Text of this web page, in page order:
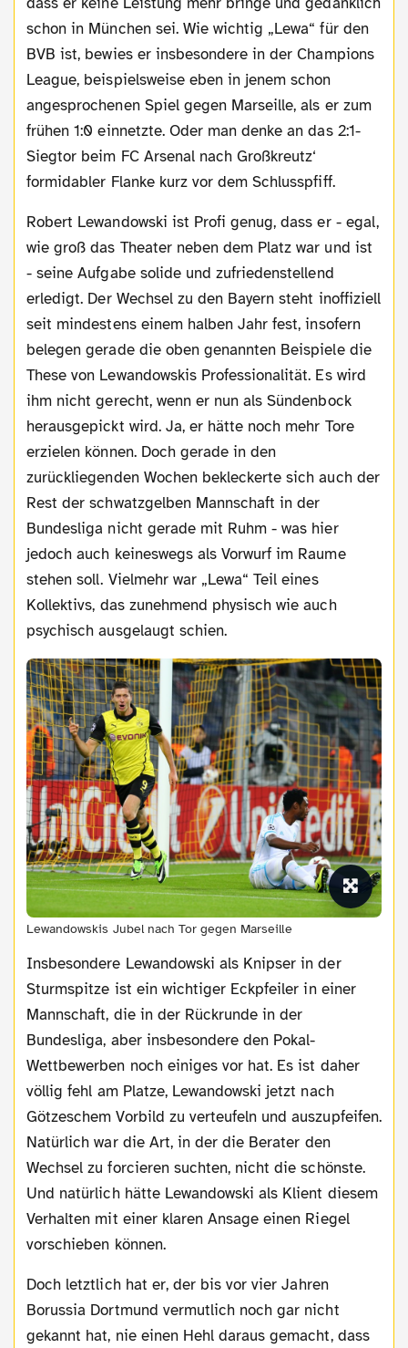
schon in München sei. Wie wichtig „Lewa“ für den
BVB ist, bewies er insbesondere in der Champions
League, beispielsweise eben in jenem schon
angesprochenen Spiel gegen Marseille, als er zum
frühen 1:0 einnetzte. Oder man denke an das 2:1-
Siegtor beim FC Arsenal nach Großkreutz‘
formidabler Flanke kurz vor dem Schlusspfiff.
Robert Lewandowski ist Profi genug, dass er - egal,
wie groß das Theater neben dem Platz war und ist
- seine Aufgabe solide und zufriedenstellend
erledigt. Der Wechsel zu den Bayern steht inoffiziell
seit mindestens einem halben Jahr fest, insofern
belegen gerade die oben genannten Beispiele die
These von Lewandowskis Professionalität. Es wird
ihm nicht gerecht, wenn er nun als Sündenbock
herausgepickt wird. Ja, er hätte noch mehr Tore
erzielen können. Doch gerade in den
zurückliegenden Wochen bekleckerte sich auch der
Rest der schwatzgelben Mannschaft in der
Bundesliga nicht gerade mit Ruhm - was hier
jedoch auch keineswegs als Vorwurf im Raume
stehen soll. Vielmehr war „Lewa“ Teil eines
Kollektivs, das zunehmend physisch wie auch
psychisch ausgelaugt schien.
Lewandowskis Jubel nach Tor gegen Marseille
Insbesondere Lewandowski als Knipser in der
Sturmspitze ist ein wichtiger Eckpfeiler in einer
Mannschaft, die in der Rückrunde in der
Bundesliga, aber insbesondere den Pokal-
Wettbewerben noch einiges vor hat. Es ist daher
völlig fehl am Platze, Lewandowski jetzt nach
Götzeschem Vorbild zu verteufeln und auszupfeifen.
Natürlich war die Art, in der die Berater den
Wechsel zu forcieren suchten, nicht die schönste.
Und natürlich hätte Lewandowski als Klient diesem
Verhalten mit einer klaren Ansage einen Riegel
vorschieben können.
Doch letztlich hat er, der bis vor vier Jahren
Borussia Dortmund vermutlich noch gar nicht
gekannt hat, nie einen Hehl daraus gemacht, dass